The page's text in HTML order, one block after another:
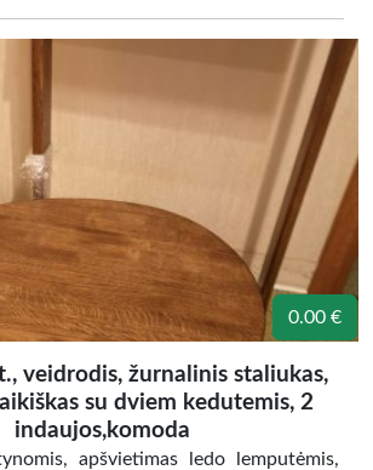
0.00 €
veidrodis, žurnalinis staliukas,
su dviem kedutemis, 2
indaujos,komoda
apšvietimas ledo lemputėmis,